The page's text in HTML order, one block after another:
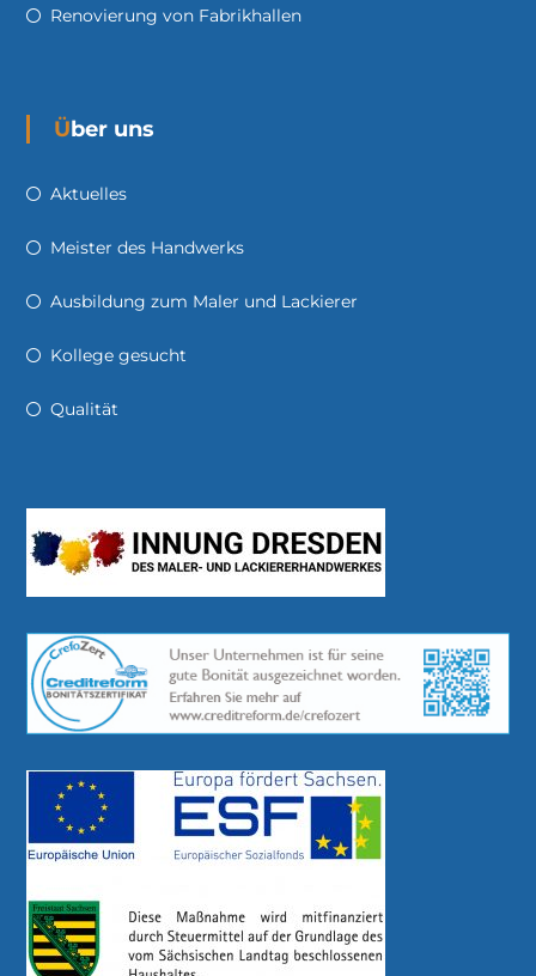
Renovierung von Fabrikhallen
Über uns
Aktuelles
Meister des Handwerks
Ausbildung zum Maler und Lackierer
Kollege gesucht
Qualität